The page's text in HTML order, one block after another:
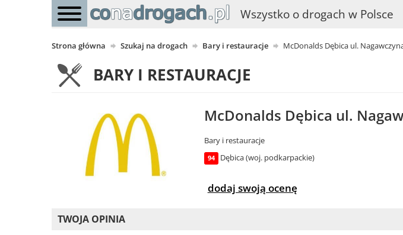
Wszystko o drogach w Polsce
Strona główna Szukaj na drogach Bary i restauracje McDonalds Dębica ul.
BARY I RESTAURACJE
McDonalds Dębica ul.
Bary i restauracje
94 Dębica (woj. podkarpackie)
dodaj swoją ocenę
TWOJA OPINIA